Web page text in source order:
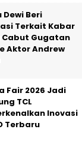
Dewi Beri
Terkait Kabar
Cabut Gugatan
Aktor Andrew
Fair 2026 Jadi
TCL
Inovasi
Terbaru